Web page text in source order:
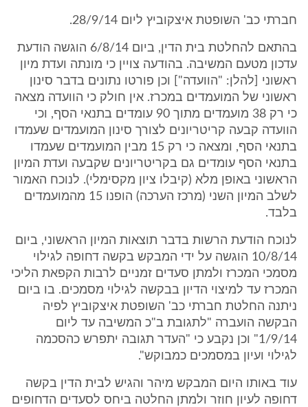
חברתי כב' השופטת איצקוביץ ליום 28/9/14.
בהתאם להחלטת בית הדין, ביום 6/8/14 הוגשה הודעת
עדכון מטעם המשיבה. בהודעה צויין כי מונתה ועדת מיון
ראשוני [להלן: "הוועדה"] וכן פורטו נתונים בדבר סינון
ראשוני של המועמדים במכרז. אין חולק כי הוועדה מצאה
כי רק 38 מועמדים מתוך 90 עומדים בתנאי הסף, וכי
הוועדה קבעה קריטריונים לצורך סינון המועמדים שעמדו
בתנאי הסף, ומצאה כי רק 15 מבין המועמדים שעמדו
בתנאי הסף עומדים גם בקריטריונים שקבעה ועדת המיון
הראשוני באופן מלא (קיבלו ציון מקסימלי). לנוכח האמור
לשלב המיון השני (מרכז הערכה) הופנו 15 מהמועמדים
בלבד.
לנוכח הודעת הרשות בדבר תוצאות המיון הראשוני, ביום
10/8/14 הוגשה על ידי המבקש בקשה דחופה לגילוי
מסמכי המכרז ולמתן סעדים זמניים לרבות הקפאת הליכי
המכרז עד למיצוי הדיון בבקשה לגילוי מסמכים. בו ביום
ניתנה החלטת חברתי כב' השופטת איצקוביץ לפיה
הבקשה הועברה "לתגובת ב"כ המשיבה עד ליום
1/9/14" וכן נקבע כי "העדר תגובה יתפרש כהסכמה
לגילוי ועיון במסמכים כמבוקש".
עוד באותו היום המבקש מיהר והגיש לבית הדין בקשה
דחופה לעיון חוזר ולמתן החלטה ביחס לסעדים הדחופים